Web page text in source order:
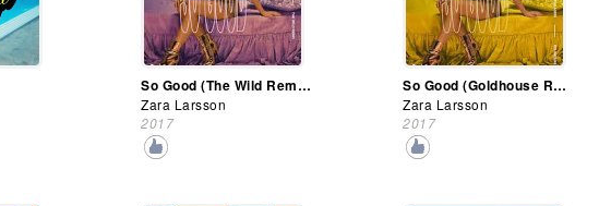
So Good (The Wild Remix)
Zara Larsson
2017
So Good (Goldhouse Remix)
Zara Larsson
2017